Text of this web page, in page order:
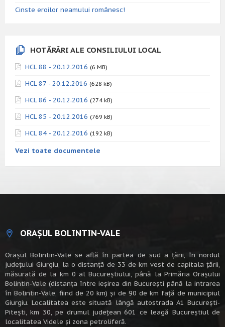
Cinste eroilor neamului românesc!
HOTĂRÂRI ALE CONSILIULUI LOCAL
HCL 88 - 20.12.2016 (6 MB)
HCL 87 - 20.12.2016 (628 kB)
HCL 86 - 20.12.2016 (274 kB)
HCL 85 - 20.12.2016 (769 kB)
HCL 84 - 20.12.2016 (192 kB)
Vezi toate documentele
ORAȘUL BOLINTIN-VALE
Oraşul Bolintin-Vale se află în partea de sud a ţării, în nordul
judeţului Giurgiu, la o distanţă de 33 de km vest de capitala țării,
măsurată de la km 0 al Bucureștiului, până la Primăria Orașului
Bolintin-Vale (distanța între ieșirea din București până la intrarea
în Bolintin-Vale, fiind de 20 km) şi de 90 de km faţă de municipiul
Giurgiu. Localitatea este situată lângă autostrada A1 Bucureşti-
Piteşti, km 30, pe drumul judeţean 601 ce leagă Bucureştiul de
localitatea Videle şi zona petroliferă.